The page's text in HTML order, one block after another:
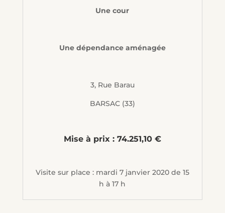
Une cour
Une dépendance aménagée
3, Rue Barau
BARSAC (33)
Mise à prix : 74.251,10 €
Visite sur place : mardi 7 janvier 2020 de 15
h à 17 h